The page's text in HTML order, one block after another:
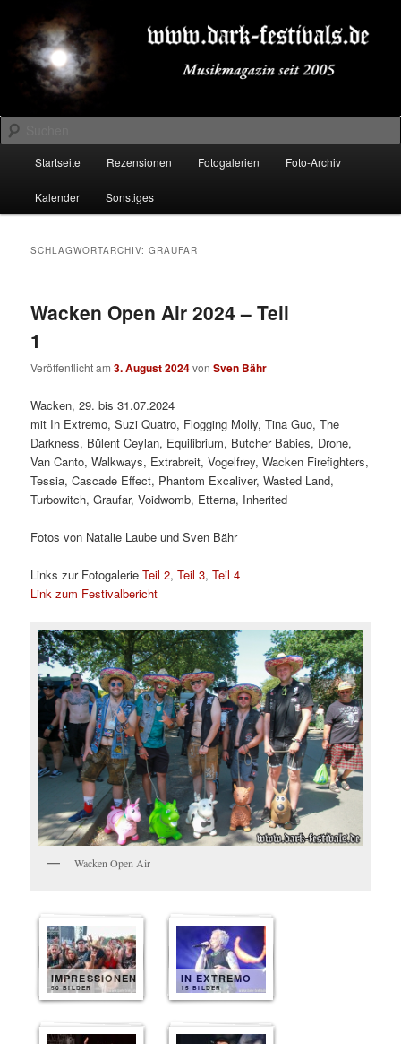
primären
Inhalt
springen
sekundären
Inhalt
springenDARK-FESTIVALS.DE
Suchen
Startseite Rezensionen Fotogalerien Foto-Archiv
Kalender Sonstiges
SCHLAGWORTARCHIV:GRAUFAR
Wacken Open Air 2024 – Teil
1
Veröffentlicht am3. August 2024vonSven Bähr
Wacken, 29. bis 31.07.2024
mit In Extremo, Suzi Quatro, Flogging Molly, Tina Guo, The
Darkness, Bülent Ceylan, Equilibrium, Butcher Babies, Drone,
Van Canto, Walkways, Extrabreit, Vogelfrey, Wacken Firefighters,
Tessia, Cascade Effect, Phantom Excaliver, Wasted Land,
Turbowitch, Graufar, Voidwomb, Etterna, Inherited
Fotos von Natalie Laube und Sven Bähr
Links zur FotogalerieTeil 2,Teil 3,Teil 4
Link zum Festivalbericht
Wacken Open Air
IMPRESSIONEN
50 BILDER
IN EXTREMO
15 BILDER